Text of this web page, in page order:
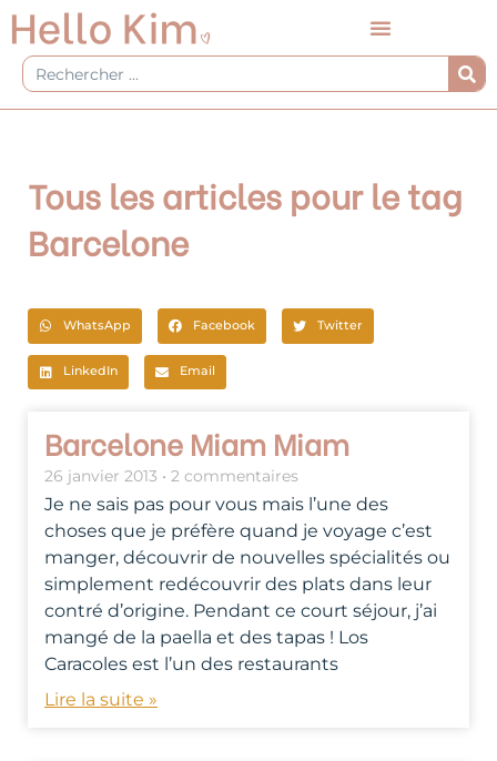
Aller
au
contenu
Rechercher
Tous les articles pour le tag
Barcelone
WhatsApp Facebook Twitter
LinkedIn Email
Barcelone Miam Miam
26 janvier 2013 2 commentaires
Je ne sais pas pour vous mais l’une des
choses que je préfère quand je voyage c’est
manger, découvrir de nouvelles spécialités ou
simplement redécouvrir des plats dans leur
contré d’origine. Pendant ce court séjour, j’ai
mangé de la paella et des tapas ! Los
Caracoles est l’un des restaurants
Lire la suite »